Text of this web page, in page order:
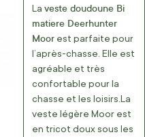
La veste doudoune Bi
matiere Deerhunter
Moor est parfaite pour
l’après-chasse. Elle est
agréable et très
confortable pour la
chasse et les loisirs. La
veste légère Moor est
en tricot doux sous les